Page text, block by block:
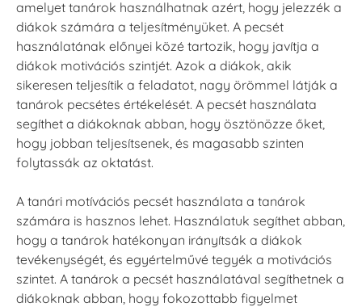
amelyet tanárok használhatnak azért, hogy jelezzék a
diákok számára a teljesítményüket. A pecsét
használatának előnyei közé tartozik, hogy javítja a
diákok motivációs szintjét. Azok a diákok, akik
sikeresen teljesítik a feladatot, nagy örömmel látják a
tanárok pecsétes értékelését. A pecsét használata
segíthet a diákoknak abban, hogy ösztönözze őket,
hogy jobban teljesítsenek, és magasabb szinten
folytassák az oktatást.
A tanári motívációs pecsét használata a tanárok
számára is hasznos lehet. Használatuk segíthet abban,
hogy a tanárok hatékonyan irányítsák a diákok
tevékenységét, és egyértelművé tegyék a motivációs
szintet. A tanárok a pecsét használatával segíthetnek a
diákoknak abban, hogy fokozottabb figyelmet